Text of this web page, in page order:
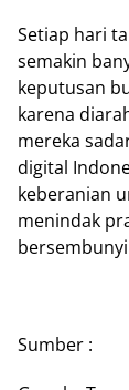
Setiap hari
semakin
keputusan
karena
mereka
digital
keberanian
menindak
Sumber :